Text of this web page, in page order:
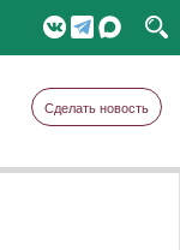
Сделать новость